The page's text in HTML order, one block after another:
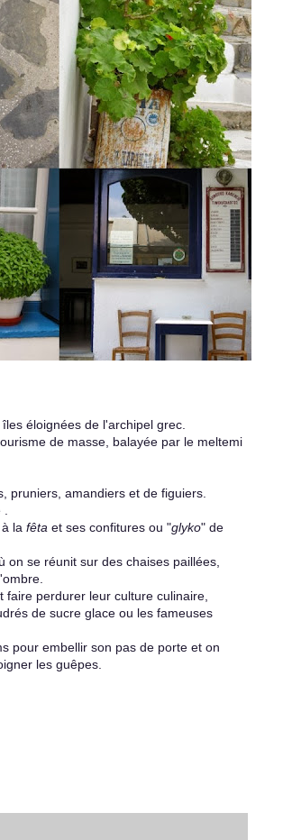
éloignées de l'archipel grec.
de masse, balayée par le meltemi
pruniers, amandiers et de figuiers.
la fêta et ses confitures ou "glyko" de
on se réunit sur des chaises paillées,
perdurer leur culture culinaire,
de sucre glace ou les fameuses
pour embellir son pas de porte et on
les guêpes.